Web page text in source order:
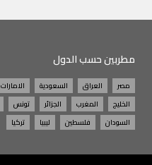
مطربين حسب الدول
مصر العراق السعودية الامارات
الخليج
المغرب الجزائر تونس
السودان
فلسطين ليبيا تركيا